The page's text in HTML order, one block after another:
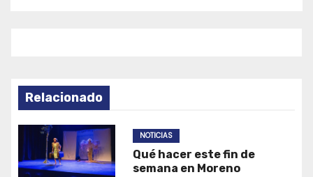
Relacionado
NOTICIAS
Qué hacer este fin de
semana en Moreno